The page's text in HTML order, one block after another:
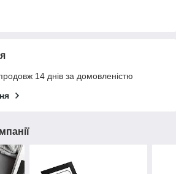
14 днів за домовленістю